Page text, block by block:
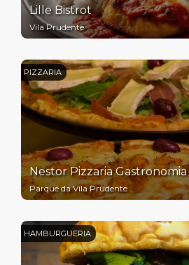
Lille Bistrot
Vila Prudente
PIZZARIA
Nestor Pizzaria Gastronomia
Parque da Vila Prudente
HAMBURGUERIA